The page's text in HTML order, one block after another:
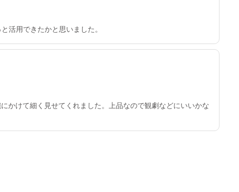
活用できたかと思いました。
かけて細く見せてくれました。上品なので観劇などにいいかな